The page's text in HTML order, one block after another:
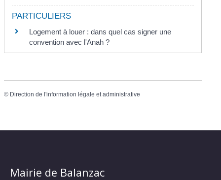
PARTICULIERS
Logement à louer : dans quel cas signer une
convention avec l'Anah ?
© Direction de l'information légale et administrative
Mairie de Balanzac